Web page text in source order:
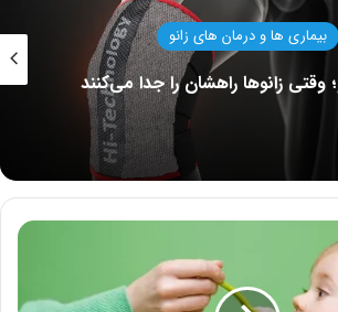
بهداشت و سلامت زنان
عمل قلب باز مانند سابق ترسناک
جراحی آشنا شوید